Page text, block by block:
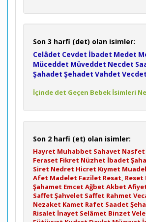
Son 3 harfi (det) olan isimler:
Celâdet Cevdet İbadet Medet
Müceddet Müveddet Necdet
Şahadet Şehadet Vahdet Vecdet
İçinde det Geçen Bebek İsimleri
Son 2 harfi (et) olan isimler:
Hayret Muhabbet Sahavet Nasfet
Feraset Fikret Nüzhet İbadet
Siret Nedret Hicret Kıymet
Afet Madelet Fazilet Resat, Reset
Şahamet Emcet Ağbet Akbet
Saffet Şahvelet Saffet Rahmet
Nezaket Kamet Rafet Saadet
Risalet İnayet Selâmet Binzet